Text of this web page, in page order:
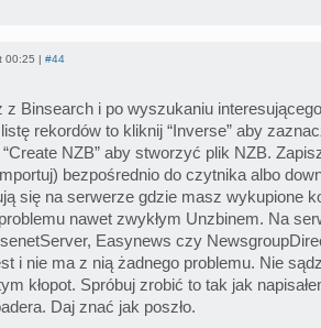
00:25 | #44
Binsearch i po wyszukaniu interesującego
rekordów to kliknij “Inverse” aby
NZB” aby stworzyć plik NZB.
bezpośrednio do czytnika albo
się na serwerze gdzie masz wykupione
nawet zwykłym Unzbinem. Na
Easynews czy
i nie ma z nią żadnego problemu. Nie
kłopot. Spróbuj zrobić to tak jak
Daj znać jak poszło.